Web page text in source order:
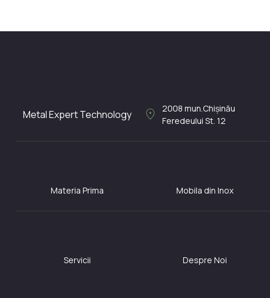
Metal Expert Technology location_on 2008 mun.Chișinău
Feredeului St. 12
Materia Prima Mobila din Inox
Servicii Despre Noi